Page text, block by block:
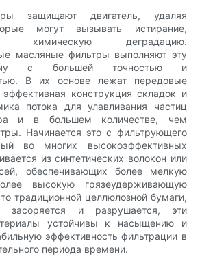
защищают двигатель, удаляя
могут вызывать истирание,
химическую деградацию.
масляные фильтры выполняют эту
с большей точностью и
В их основе лежат передовые
конструкция складок и
потока для улавливания частиц
и в большем количестве, чем
Начинается это с фильтрующего
во многих высокоэффективных
из синтетических волокон или
обеспечивающих более мелкую
высокую грязеудерживающую
традиционной целлюлозной бумаги,
засоряется и разрушается, эти
устойчивы к насыщению и
эффективность фильтрации в
периода времени.